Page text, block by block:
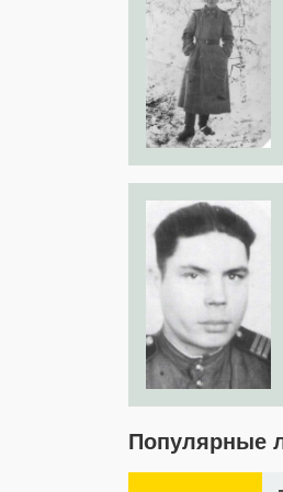
Популярные